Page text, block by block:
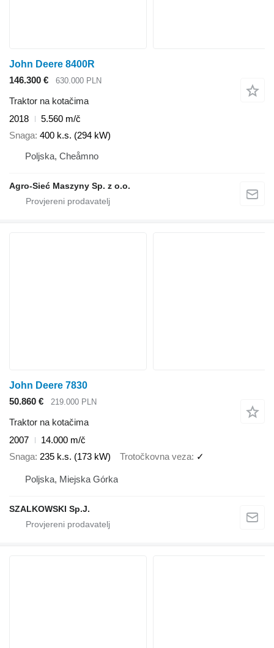
John Deere 8400R
146.300 €
630.000 PLN
Traktor na kotačima
2018
5.560 m/č
Snaga 400 k.s. (294 kW)
Poljska, Cheåmno
Agro-Sieć Maszyny Sp. z o.o.
John Deere 7830
50.860 €
219.000 PLN
Traktor na kotačima
2007
14.000 m/č
Snaga 235 k.s. (173 kW) Trotočkovna veza ✓
Poljska, Miejska Górka
SZALKOWSKI Sp.J.